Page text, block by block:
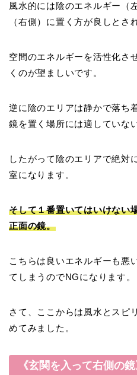
風水的には陰のエネルギー（
（右側）に置く方が良しとさ
空間のエネルギーを活性化さ
くのが望ましいです。
逆に陰のエリアは静かで落ち
鏡を置く場所には適していな
したがって陰のエリアで絶対
室になります。
そして１番置いてはいけない
正面の鏡。
こちらは良いエネルギーも悪
てしまうのでNGになります。
さて、ここからは風水とスピ
めてみました。
《玄関を入って右側の鏡